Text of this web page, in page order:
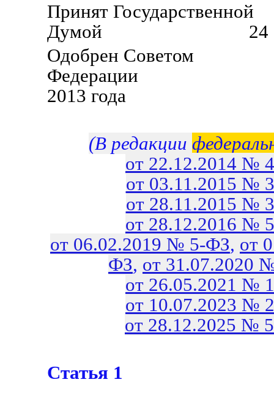
Принят Государственной
Думой 24
Одобрен Советом
Федерации 27
2013 года
(В редакции
от 22.12.2014 №
от 03.11.2015 №
от 28.11.2015 №
от 28.12.2016 №
от 06.02.2019 № 5-ФЗ, от
ФЗ, от 31.07.2020
от 26.05.2021 №
от 10.07.2023 №
от 28.12.2025 №
Статья 1